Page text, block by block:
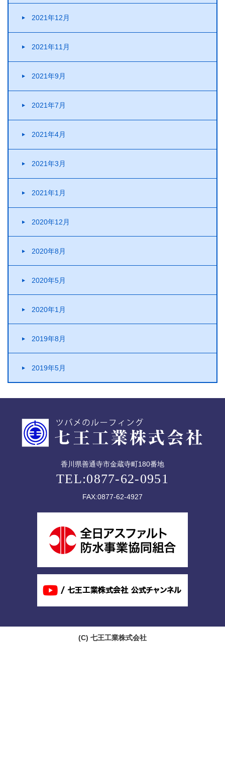
2021年12月
2021年11月
2021年9月
2021年7月
2021年4月
2021年3月
2021年1月
2020年12月
2020年8月
2020年5月
2020年1月
2019年8月
2019年5月
香川県善通寺市金蔵寺町180番地
TEL:0877-62-0951
FAX:0877-62-4927
(C) 七王工業株式会社